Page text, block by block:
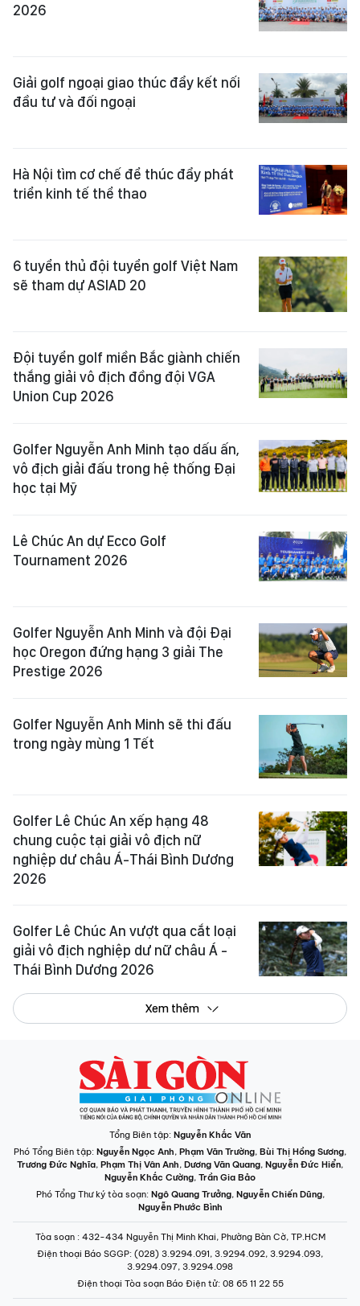
2026
Giải golf ngoại giao thúc đẩy kết nối
đầu tư và đối ngoại
Hà Nội tìm cơ chế để thúc đẩy phát
triển kinh tế thể thao
6 tuyển thủ đội tuyển golf Việt Nam
sẽ tham dự ASIAD 20
Đội tuyển golf miền Bắc giành chiến
thắng giải vô địch đồng đội VGA
Union Cup 2026
Golfer Nguyễn Anh Minh tạo dấu ấn,
vô địch giải đấu trong hệ thống Đại
học tại Mỹ
Lê Chúc An dự Ecco Golf
Tournament 2026
Golfer Nguyễn Anh Minh và đội Đại
học Oregon đứng hạng 3 giải The
Prestige 2026
Golfer Nguyễn Anh Minh sẽ thi đấu
trong ngày mùng 1 Tết
Golfer Lê Chúc An xếp hạng 48
chung cuộc tại giải vô địch nữ
nghiệp dư châu Á-Thái Bình Dương
2026
Golfer Lê Chúc An vượt qua cắt loại
giải vô địch nghiệp dư nữ châu Á -
Thái Bình Dương 2026
Xem thêm
Tổng Biên tập: Nguyễn Khắc Văn
Phó Tổng Biên tập: Nguyễn Ngọc Anh, Phạm Văn Trường, Bùi Thị Hồng Sương,
Trương Đức Nghĩa, Phạm Thị Vân Anh, Dương Văn Quang, Nguyễn Đức Hiển,
Nguyễn Khắc Cường, Trần Gia Bảo
Phó Tổng Thư ký tòa soạn: Ngô Quang Trưởng, Nguyễn Chiến Dũng,
Nguyễn Phước Bình
Tòa soạn : 432-434 Nguyễn Thị Minh Khai, Phường Bàn Cờ, TP.HCM
Điện thoại Báo SGGP: (028) 3.9294.091, 3.9294.092, 3.9294.093,
3.9294.097, 3.9294.098
Điện thoại Tòa soạn Báo Điện tử: 08 65 11 22 55